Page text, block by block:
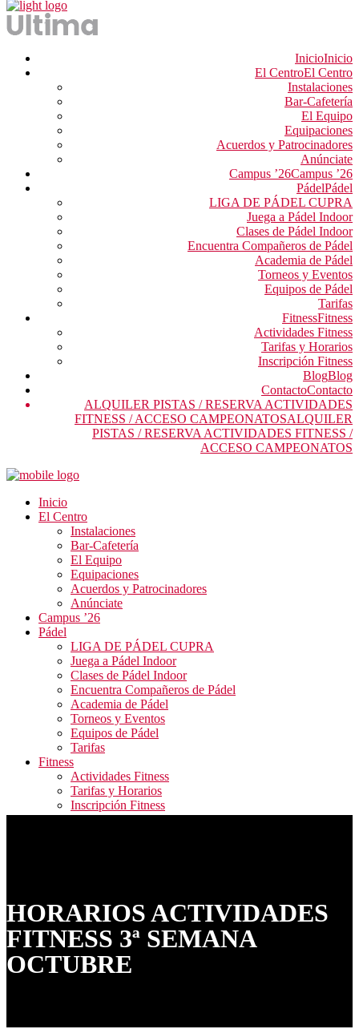
InicioInicio
El CentroEl Centro
Instalaciones
Bar-Cafetería
El Equipo
Equipaciones
Acuerdos y Patrocinadores
Anúnciate
Campus ’26Campus ’26
PádelPádel
LIGA DE PÁDEL CUPRA
Juega a Pádel Indoor
Clases de Pádel Indoor
Encuentra Compañeros de Pádel
Academia de Pádel
Torneos y Eventos
Equipos de Pádel
Tarifas
FitnessFitness
Actividades Fitness
Tarifas y Horarios
Inscripción Fitness
BlogBlog
ContactoContacto
ALQUILER PISTAS / RESERVA ACTIVIDADES
FITNESS / ACCESO CAMPEONATOSALQUILER
PISTAS / RESERVA ACTIVIDADES FITNESS /
ACCESO CAMPEONATOS
Inicio
El Centro
Instalaciones
Bar-Cafetería
El Equipo
Equipaciones
Acuerdos y Patrocinadores
Anúnciate
Campus ’26
Pádel
LIGA DE PÁDEL CUPRA
Juega a Pádel Indoor
Clases de Pádel Indoor
Encuentra Compañeros de Pádel
Academia de Pádel
Torneos y Eventos
Equipos de Pádel
Tarifas
Fitness
Actividades Fitness
Tarifas y Horarios
Inscripción Fitness
Blog
HORARIOS ACTIVIDADES
FITNESS 3ª SEMANA
OCTUBRE